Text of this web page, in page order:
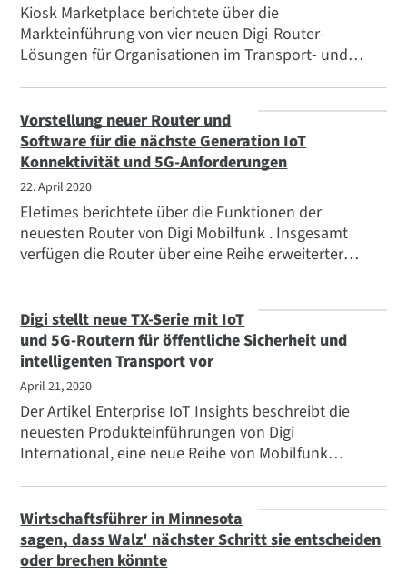
Kiosk Marketplace berichtete über die
Markteinführung von vier neuen Digi-Router-
Lösungen für Organisationen im Transport- und
Routern für Transport- und intelligente
Verkehrssysteme, während der Digi EX12 Mobilfunk
Extender zusammen mit dem Digi EX15
Anwendungsfälle im Innenbereich von Unternehmen
unterstützt, insbesondere in den Bereichen
Beschilderung, Einzelhandel und Foodservice.
Vorstellung neuer Router und
Software für die nächste Generation IoT
Konnektivität und 5G-Anforderungen
22. April 2020
Eletimes berichtete über die Funktionen der
neuesten Router von Digi Mobilfunk . Insgesamt
verfügen die Router über eine Reihe erweiterter
Bereitschaft und sind FirstNet Ready™.
Digi stellt neue TX-Serie mit IoT
und 5G-Routern für öffentliche Sicherheit und
intelligenten Transport vor
April 21, 2020
Der Artikel Enterprise IoT Insights beschreibt die
neuesten Produkteinführungen von Digi
International, eine neue Reihe von Mobilfunk
Wirtschaftsführer in Minnesota
sagen, dass Walz' nächster Schritt sie entscheiden
oder brechen könnte